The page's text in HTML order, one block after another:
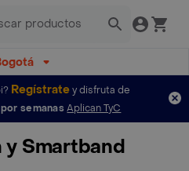
Regístratey disfruta de
semanas Aplican TyC
Smartband